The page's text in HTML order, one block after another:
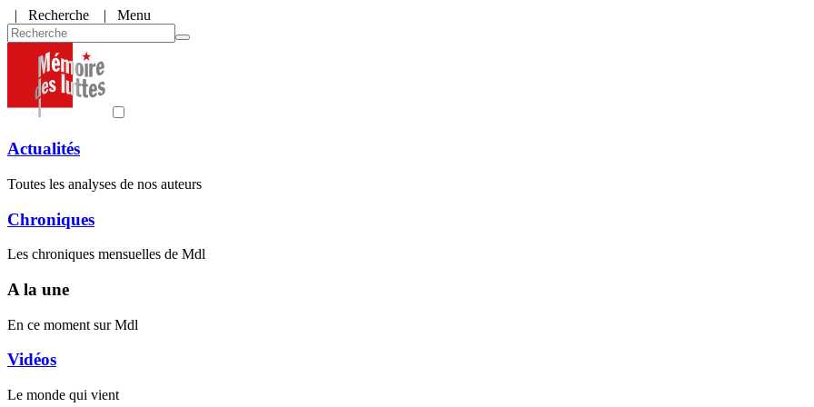
| Recherche | Menu
Actualités
Toutes les analyses de nos auteurs
Chroniques
Les chroniques mensuelles de Mdl
A la une
En ce moment sur Mdl
Vidéos
Le monde qui vient